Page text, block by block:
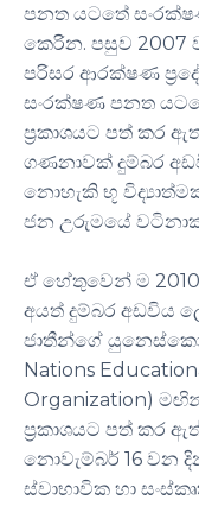
පනත යටතේ
කෙරින. පසුව 2007
පරිසර ආරක්ෂණ
සංරක්ෂණ පනත
ප්‍රකාශයට පත් කර
ගණනාවක් දුම්බර
නොහැකි භූ
ජන උරුමයේ
ඒ හේතුවෙන් ම
අයත් දුම්බර අඩවිය
ජාතීන්ගේ යුනෙස්කෝ
Nations
Organization)
ප්‍රකාශයට පත් කර
නොවැම්බර් 16 වන
ස්වාභාවික හා